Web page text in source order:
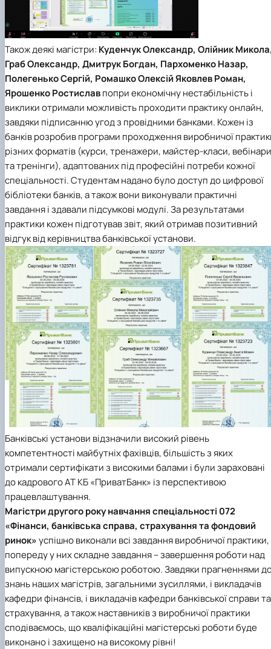
Також деякі магістри: Куденчук Олександр, Олійник
Граб Олександр, Дмитрук Богдан, Пархоменко Назар,
Полегенько Сергій, Ромашко Олексій Яковлев Роман,
Ярошенко Ростиславпопри економічну нестабільність і
виклики отримали можливість проходити практику онлайн,
завдяки підписанню угод з провідними банками. Кожен із
банків розробив програми проходження виробничої
різних форматів (курси, тренажери, майстер-класи, вебінари
та тренінги), адаптованих під професійні потреби кожної
спеціальності. Студентам надано було доступ до цифрової
бібліотеки банків, а також вони виконували практичні
завдання і здавали підсумкові модулі. За результатами
практики кожен підготував звіт, який отримав позитивний
відгук від керівництва банківської установи.
Банківські установи відзначили високий рівень
компетентності майбутніх фахівців, більшість з яких
отримали сертифікати з високими балами і були зараховані
до кадрового АТ КБ «ПриватБанк» із перспективою
працевлаштування.
Магістридругого року навчання спеціальності 072
«Фінанси, банківська справа, страхування та фондовий
ринок»успішно виконали всі завдання виробничої практики,
попереду у них складне завдання – завершення роботи над
випускною магістерською роботою. Завдяки прагненнями
знань наших магістрів, загальними зусиллями, і викладачів
кафедри фінансів, і викладачів кафедри банківської справи та
страхування, а також наставників з виробничої практики
сподіваємось, що кваліфікаційні магістерські роботи буде
виконано і захищено на високому рівні!